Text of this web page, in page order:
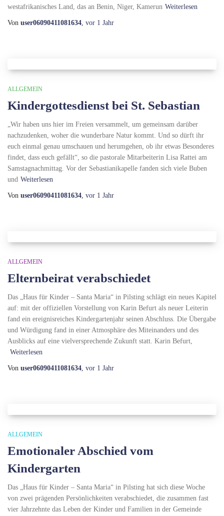
westafrikanisches Land, das an Benin, Niger, Kamerun Weiterlesen
Von user06090411081634, vor 1 Jahr
ALLGEMEIN
Kindergottesdienst bei St. Sebastian
„Wir haben uns hier im Freien versammelt, um gemeinsam darüber
nachzudenken, woher die wunderbare Natur kommt. Und so dürft ihr
euch einmal genau umschauen und herumgehen, ob ihr etwas Besonderes
findet, dass euch gefällt“, so die pastorale Mitarbeiterin Lisa Rattei am
Samstagnachmittag. Vor der Sebastianikapelle fanden sich viele Buben
und Weiterlesen
Von user06090411081634, vor 1 Jahr
ALLGEMEIN
Elternbeirat verabschiedet
Das „Haus für Kinder – Santa Maria“ in Pilsting schlägt ein neues Kapitel
auf: mit der offiziellen Vorstellung von Karin Befurt als neuer Leiterin
fand ein ereignisreiches Kindergartenjahr seinen Abschluss. Die Übergabe
und Würdigung fand in einer Atmosphäre des Miteinanders und des
Ausblicks auf eine vielversprechende Zukunft statt. Karin Befurt,
Weiterlesen
Von user06090411081634, vor 1 Jahr
ALLGEMEIN
Emotionaler Abschied vom
Kindergarten
Das „Haus für Kinder – Santa Maria“ in Pilsting hat sich diese Woche
von zwei prägenden Persönlichkeiten verabschiedet, die zusammen fast
vier Jahrzehnte das Leben der Kinder und Familien in der Gemeinde